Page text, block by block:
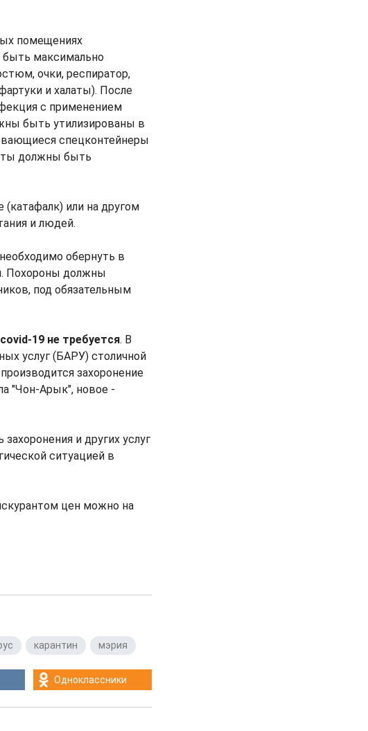
помещениях
быть максимально
очки, респиратор,
и халаты). После
с применением
быть утилизированы в
спецконтейнеры
должны быть
(катафалк) или на другом
и людей.
обернуть в
Похороны должны
под обязательным
19 не требуется. В
услуг (БАРУ) столичной
захоронение
"Чон-Арык", новое -
и других услуг
ситуацией в
цен можно на
карантин мэрия
Одноклассники